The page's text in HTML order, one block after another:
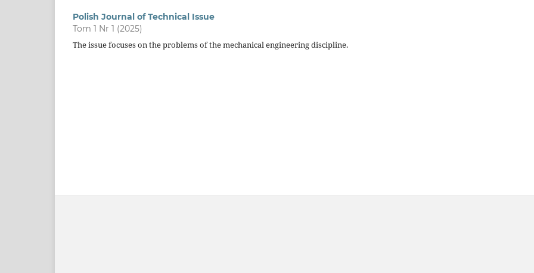
Polish Journal of Technical Issue
Tom 1 Nr 1 (2025)
The issue focuses on the problems of the mechanical engineering discipline.